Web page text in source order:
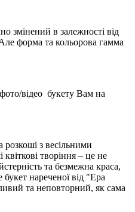
змінений в залежності від
Але форма та кольорова гамма
відео букету Вам на
розкоші з весільними
творіння – це не
та безмежна краса,
букет нареченої від "Ера
та неповторний, як сама